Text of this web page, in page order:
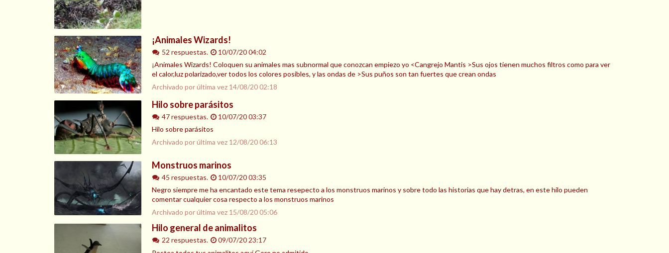
¡Animales Wizards!
52 respuestas.
10/07/20 04:02
¡Animales Wizards! Coloquen su animales mas subnormal que conozcan empiezo yo <Cangrejo Mantis >Sus ojos tienen muchos filtros como para ver
el calor,luz polarizado,ver todos los colores posibles, y las ondas de >Sus puños son tan fuertes que crean ondas
Archivado por última vez 14/08/20 02:18
Hilo sobre parásitos
47 respuestas.
10/07/20 03:37
Hilo sobre parásitos
Archivado por última vez 12/08/20 06:13
Monstruos marinos
45 respuestas.
10/07/20 03:35
Negro siempre me ha encantado este tema resepecto a los monstruos marinos y sobre todo las historias que hay detras, en este hilo pueden
comentar cualquier cosa respecto a los monstruos marinos
Archivado por última vez 15/08/20 05:06
Hilo general de animalitos
22 respuestas.
09/07/20 23:17